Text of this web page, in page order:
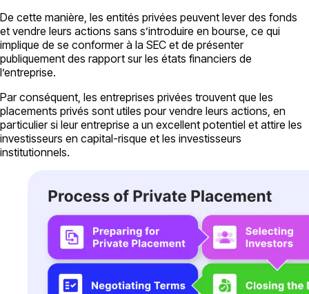
De cette manière, les entités privées peuvent lever des fonds
et vendre leurs actions sans s’introduire en bourse, ce qui
implique de se conformer à la SEC et de présenter
publiquement des rapport sur les états financiers de
l’entreprise.
Par conséquent, les entreprises privées trouvent que les
placements privés sont utiles pour vendre leurs actions, en
particulier si leur entreprise a un excellent potentiel et attire les
investisseurs en capital-risque et les investisseurs
institutionnels.